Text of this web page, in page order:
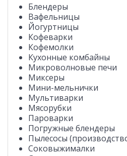
Блендеры
Вафельницы
Йогуртницы
Кофеварки
Кофемолки
Кухонные комбайны
Микроволновые печи
Миксеры
Мини-мельнички
Мультиварки
Мясорубки
Пароварки
Погружные блендеры
Пылесосы
Соковыжималки